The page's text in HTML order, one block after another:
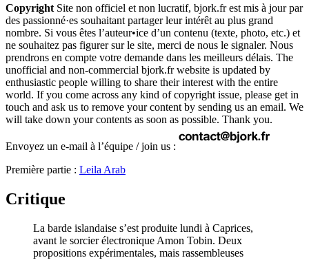
Copyright Site non officiel et non lucratif, bjork.fr est mis à jour par
des passionné·es souhaitant partager leur intérêt au plus grand
nombre. Si vous êtes l’auteur•ice d’un contenu (texte, photo, etc.) et
ne souhaitez pas figurer sur le site, merci de nous le signaler. Nous
prendrons en compte votre demande dans les meilleurs délais. The
unofficial and non-commercial bjork.fr website is updated by
enthusiastic people willing to share their interest with the entire
world. If you come across any kind of copyright issue, please get in
touch and ask us to remove your content by sending us an email. We
will take down your contents as soon as possible. Thank you.
Envoyez un e-mail à l’équipe / join us :
Première partie : Leila Arab
Critique
La barde islandaise s’est produite lundi à Caprices,
avant le sorcier électronique Amon Tobin. Deux
propositions expérimentales, mais rassembleuses